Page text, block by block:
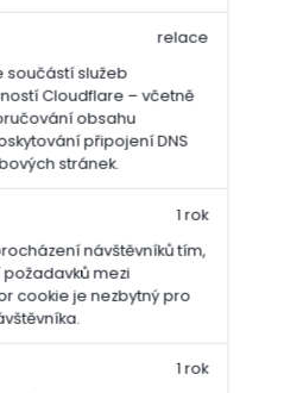
součástí služeb
Cloudflare – včetně
obsahu
připojení DNS
stránek.
relace
návštěvníků tím,
mezi
cookie je nezbytný pro
1 rok
1 rok
na vlhkosti)
%